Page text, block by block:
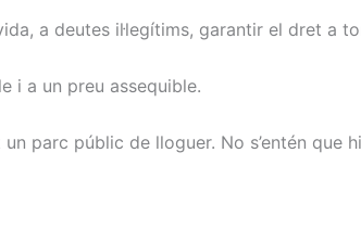
a deutes il·legítims, garantir el dret a
i a un preu assequible.
parc públic de lloguer. No s’entén que